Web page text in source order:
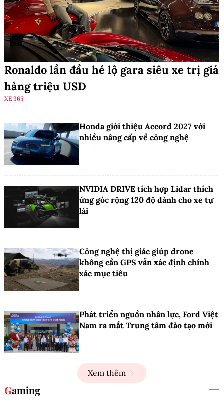
Ronaldo lần đầu hé lộ gara siêu xe trị giá
hàng triệu USD
XE 365
Honda giới thiệu Accord 2027 với
nhiều nâng cấp về công nghệ
NVIDIA DRIVE tích hợp Lidar thích
ứng góc rộng 120 độ dành cho xe tự
lái
Công nghệ thị giác giúp drone
không cần GPS vẫn xác định chính
xác mục tiêu
Phát triển nguồn nhân lực, Ford Việt
Nam ra mắt Trung tâm đào tạo mới
Xem thêm
Gaming